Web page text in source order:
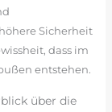
Sicherheit
dass im
entstehen.
über die